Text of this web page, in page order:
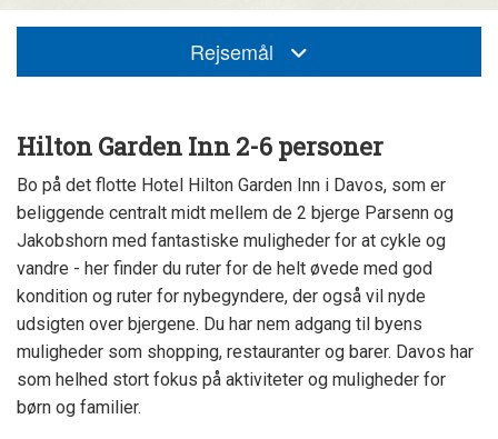
Rejsemål
Hilton Garden Inn 2-6 personer
Bo på det flotte Hotel Hilton Garden Inn i Davos, som er
beliggende centralt midt mellem de 2 bjerge Parsenn og
Jakobshorn med fantastiske muligheder for at cykle og
vandre - her finder du ruter for de helt øvede med god
kondition og ruter for nybegyndere, der også vil nyde
udsigten over bjergene. Du har nem adgang til byens
muligheder som shopping, restauranter og barer. Davos har
som helhed stort fokus på aktiviteter og muligheder for
børn og familier.